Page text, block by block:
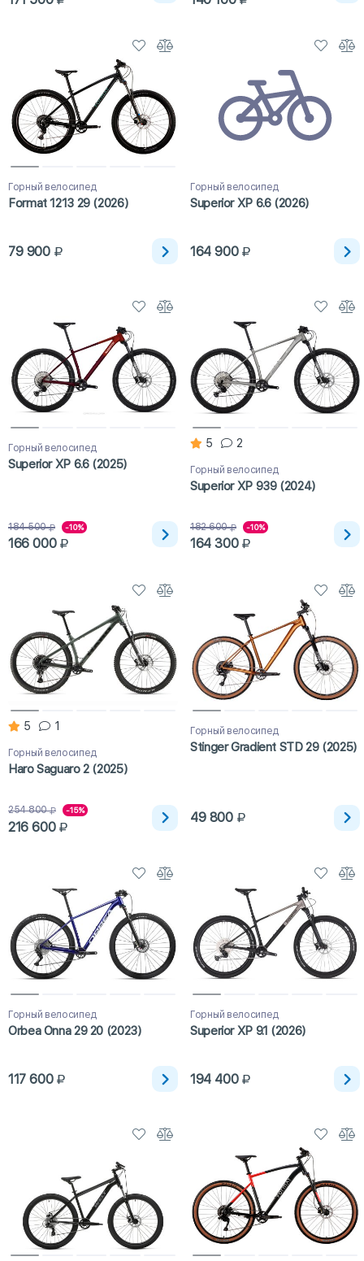
Горный велосипед
Format 1213 29 (2026)
79 900
Горный велосипед
Superior XP 6.6 (2026)
164 900
Горный велосипед
Superior XP 6.6 (2025)
184 500 -10%
166 000
5 2
Горный велосипед
Superior XP 939 (2024)
182 600 -10%
164 300
5 1
Горный велосипед
Haro Saguaro 2 (2025)
254 800 -15%
216 600
Горный велосипед
Stinger Gradient STD 29 (2025)
49 800
Горный велосипед
Orbea Onna 29 20 (2023)
117 600
Горный велосипед
Superior XP 9.1 (2026)
194 400